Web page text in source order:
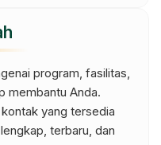
program, fasilitas,
membantu Anda.
yang tersedia
terbaru, dan